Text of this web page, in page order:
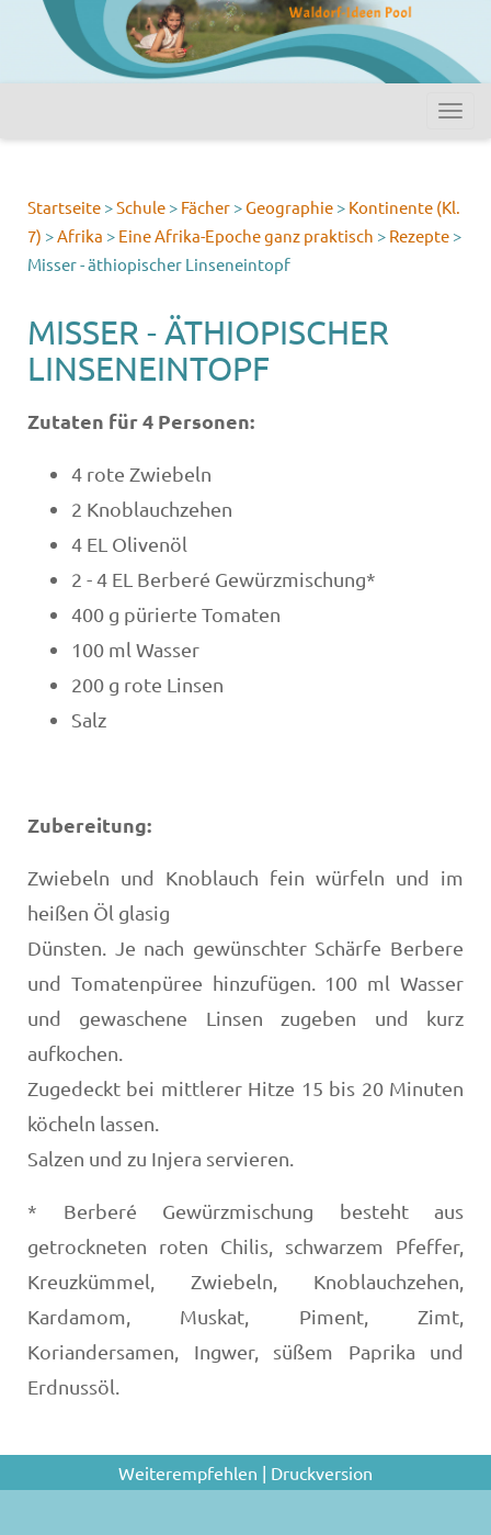
Startseite >Schule > Fächer >Geographie > Kontinente (Kl.
7) >Afrika > Eine Afrika-Epoche ganz praktisch > Rezepte >
Misser - äthiopischer Linseneintopf
MISSER - ÄTHIOPISCHER
LINSENEINTOPF
Zutaten für 4 Personen:
4 rote Zwiebeln
2 Knoblauchzehen
4 EL Olivenöl
2 - 4 EL Berberé Gewürzmischung*
400 g pürierte Tomaten
100 ml Wasser
200 g rote Linsen
Salz
Zubereitung:
Zwiebeln und Knoblauch fein würfeln und im
heißen Öl glasig
Dünsten. Je nach gewünschter Schärfe Berbere
und Tomatenpüree hinzufügen. 100 ml Wasser
und gewaschene Linsen zugeben und kurz
aufkochen.
Zugedeckt bei mittlerer Hitze 15 bis 20 Minuten
köcheln lassen.
Salzen und zu Injera servieren.
* Berberé Gewürzmischung besteht aus
getrockneten roten Chilis, schwarzem Pfeffer,
Kreuzkümmel, Zwiebeln, Knoblauchzehen,
Kardamom, Muskat, Piment, Zimt,
Koriandersamen, Ingwer, süßem Paprika und
Erdnussöl.
Weiterempfehlen | Druckversion